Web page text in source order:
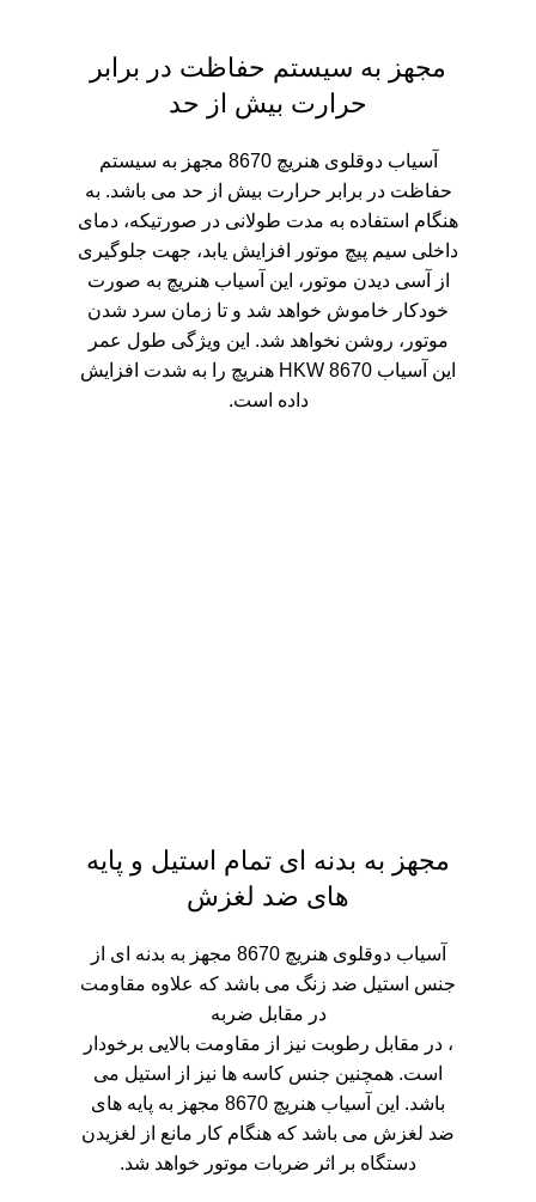
مجهز به سیستم حفاظت در برابر
حرارت بیش از حد
آسیاب دوقلوی هنریچ 8670 مجهز به سیستم
حفاظت در برابر حرارت بیش از حد می باشد. به
هنگام استفاده به مدت طولانی در صورتیکه، دمای
داخلی سیم پیچ موتور افزایش یابد، جهت جلوگیری
از آسی دیدن موتور، این آسیاب هنریچ به صورت
خودکار خاموش خواهد شد و تا زمان سرد شدن
موتور، روشن نخواهد شد. این ویژگی طول عمر
این آسیاب HKW 8670 هنریچ را به شدت افزایش
داده است.
مجهز به بدنه ای تمام استیل و پایه
های ضد لغزش
آسیاب دوقلوی هنریچ 8670 مجهز به بدنه ای از
جنس استیل ضد زنگ می باشد که علاوه مقاومت
در مقابل ضربه
، در مقابل رطوبت نیز از مقاومت بالایی برخودار
است. همچنین جنس کاسه ها نیز از استیل می
باشد. این آسیاب هنریچ 8670 مجهز به پایه های
ضد لغزش می باشد که هنگام کار مانع از لغزیدن
دستگاه بر اثر ضربات موتور خواهد شد.